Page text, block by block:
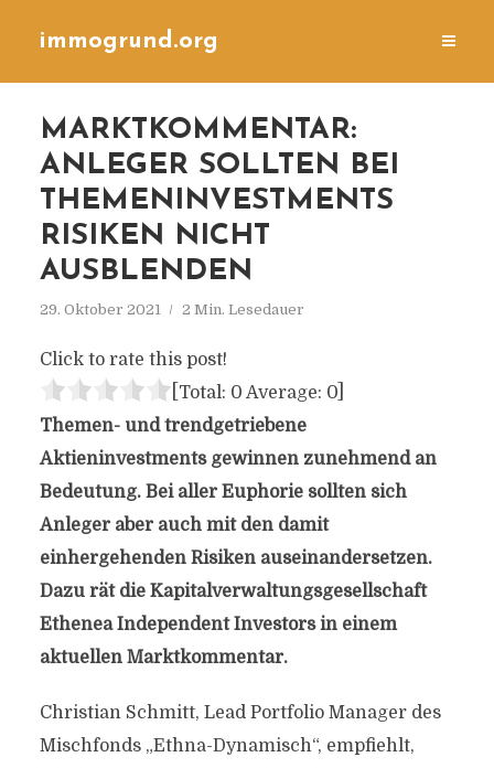
immogrund.org
MARKTKOMMENTAR:
ANLEGER SOLLTEN BEI
THEMENINVESTMENTS
RISIKEN NICHT
AUSBLENDEN
29. Oktober 2021 2 Min. Lesedauer
Click to rate this post!
[Total: 0 Average: 0]
Themen- und trendgetriebene
Aktieninvestments gewinnen zunehmend an
Bedeutung. Bei aller Euphorie sollten sich
Anleger aber auch mit den damit
einhergehenden Risiken auseinandersetzen.
Dazu rät die Kapitalverwaltungsgesellschaft
Ethenea Independent Investors in einem
aktuellen Marktkommentar.
Christian Schmitt, Lead Portfolio Manager des
Mischfonds „Ethna-Dynamisch“, empfiehlt,